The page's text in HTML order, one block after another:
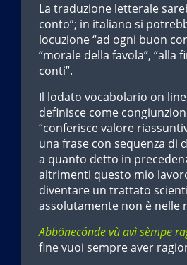
La traduzione letterale
conto”; in italiano si
locuzione “ad ogni buon
“morale della favola”, “alla
conti”.
Il lodato vocabolario on
definisce come
“conferisce valore
una frase con sequenza di
a quanto detto in
altrimenti questo mio
diventare un trattato
assolutamente non è nelle
Abbönecónde vù avì sèmpe
fine vuoi sempre aver